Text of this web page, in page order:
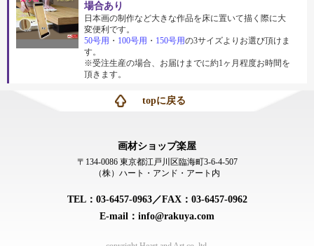
場合あり
日本画の制作など大きな作品を床に置いて描く際に大
変便利です。
50号用 ・ 100号用 ・ 150号用の3サイズよりお選び頂けま
す。
※受注生産の場合、お届けまでに約1ヶ月程度お時間を
頂きます。
topに戻る
画材ショップ楽屋
〒134-0086 東京都江戸川区臨海町3-6-4-507
（株）ハート・アンド・アート内
TEL：03-6457-0963／FAX：03-6457-0962
E-mail：info@rakuya.com